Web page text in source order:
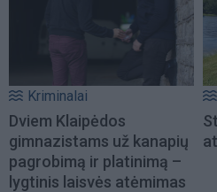
Kriminalai
Dviem Klaipėdos
gimnazistams už kanapių
pagrobimą ir platinimą –
lygtinis laisvės atėmimas